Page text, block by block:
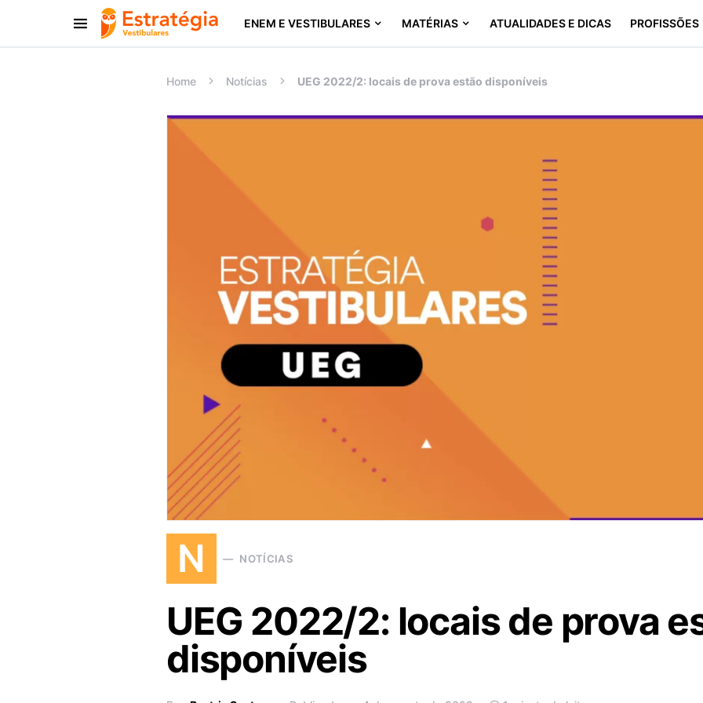
ENEM E VESTIBULARES MATÉRIAS ATUALIDADES E DICAS PROFISSÕES
Procurar:
Home Notícias UEG 2022/2: locais de prova estão disponíveis
N NOTÍCIAS
UEG 2022/2: locais de prova
disponíveis